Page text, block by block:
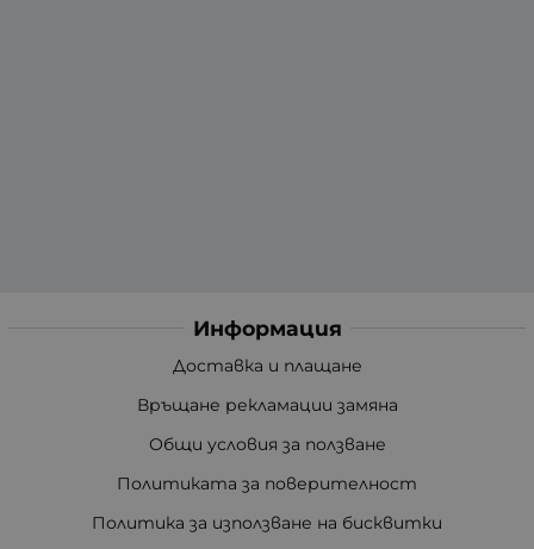
Информация
Доставка и плащане
Връщане рекламации замяна
Общи условия за ползване
Политиката за поверителност
Политика за използване на бисквитки